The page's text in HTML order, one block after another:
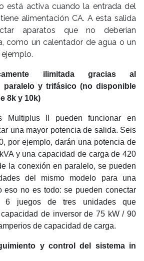
está activa cuando la entrada del
alimentación CA. A esta salida
aparatos que no deberían
como un calentador de agua o un
ilimitada gracias al
paralelo y trifásico (no disponible
8k y 10k)
Multiplus II pueden funcionar en
una mayor potencia de salida. Seis
por ejemplo, darán una potencia de
y una capacidad de carga de 420
la conexión en paralelo, se pueden
del mismo modelo para una
eso no es todo: se pueden conectar
6 juegos de tres unidades que
de inversor de 75 kW / 90
de capacidad de carga.
y control del sistema in